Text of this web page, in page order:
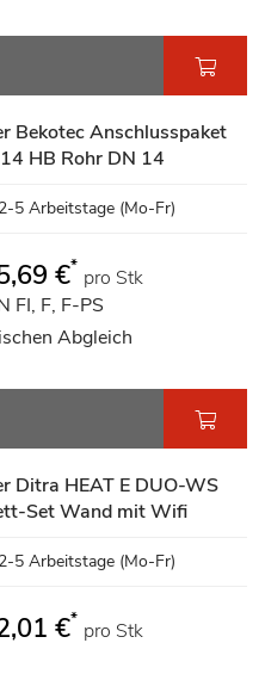
Bekotec Anschlusspaket
HB Rohr DN 14
5 Arbeitstage (Mo-Fr)
€* pro Stk
FI, F, F-PS
Abgleich
Ditra HEAT E DUO-WS
Set Wand mit Wifi
5 Arbeitstage (Mo-Fr)
€* pro Stk